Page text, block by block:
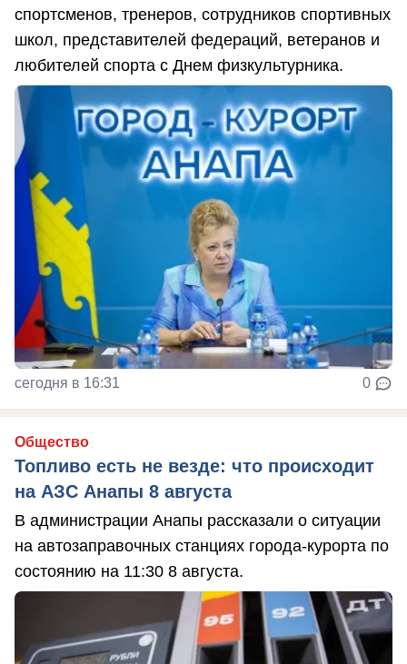
спортсменов, тренеров, сотрудников спортивных
школ, представителей федераций, ветеранов и
любителей спорта с Днем физкультурника.
сегодня в 16:31 0
Общество
Топливо есть не везде: что происходит
на АЗС Анапы 8 августа
В администрации Анапы рассказали о ситуации
на автозаправочных станциях города-курорта по
состоянию на 11:30 8 августа.